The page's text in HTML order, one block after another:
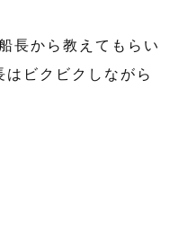
長から教えてもらい
はビクビクしながら